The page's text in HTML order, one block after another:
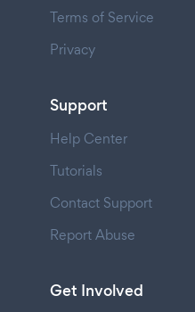
Terms of Service
Privacy
Support
Help Center
Tutorials
Contact Support
Report Abuse
Get Involved